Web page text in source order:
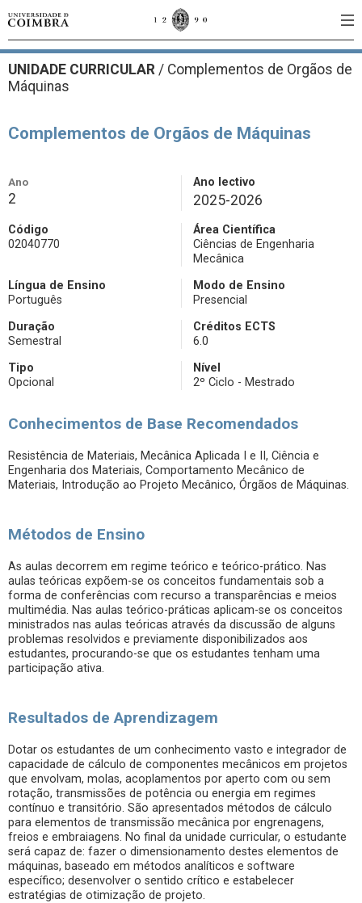
UNIDADE CURRICULAR / Complementos de Orgãos de
Máquinas
Complementos de Orgãos de Máquinas
Ano
2
Ano lectivo
2025-2026
Código
02040770
Área Científica
Ciências de Engenharia
Mecânica
Língua de Ensino
Português
Modo de Ensino
Presencial
Duração
Semestral
Créditos ECTS
6.0
Tipo
Opcional
Nível
2º Ciclo - Mestrado
Conhecimentos de Base Recomendados
Resistência de Materiais, Mecânica Aplicada I e II, Ciência e
Engenharia dos Materiais, Comportamento Mecânico de
Materiais, Introdução ao Projeto Mecânico, Órgãos de Máquinas.
Métodos de Ensino
As aulas decorrem em regime teórico e teórico-prático. Nas
aulas teóricas expõem-se os conceitos fundamentais sob a
forma de conferências com recurso a transparências e meios
multimédia. Nas aulas teórico-práticas aplicam-se os conceitos
ministrados nas aulas teóricas através da discussão de alguns
problemas resolvidos e previamente disponibilizados aos
estudantes, procurando-se que os estudantes tenham uma
participação ativa.
Resultados de Aprendizagem
Dotar os estudantes de um conhecimento vasto e integrador de
capacidade de cálculo de componentes mecânicos em projetos
que envolvam, molas, acoplamentos por aperto com ou sem
rotação, transmissões de potência ou energia em regimes
contínuo e transitório. São apresentados métodos de cálculo
para elementos de transmissão mecânica por engrenagens,
freios e embraiagens. No final da unidade curricular, o estudante
será capaz de: fazer o dimensionamento destes elementos de
máquinas, baseado em métodos analíticos e software
específico; desenvolver o sentido crítico e estabelecer
estratégias de otimização de projeto.